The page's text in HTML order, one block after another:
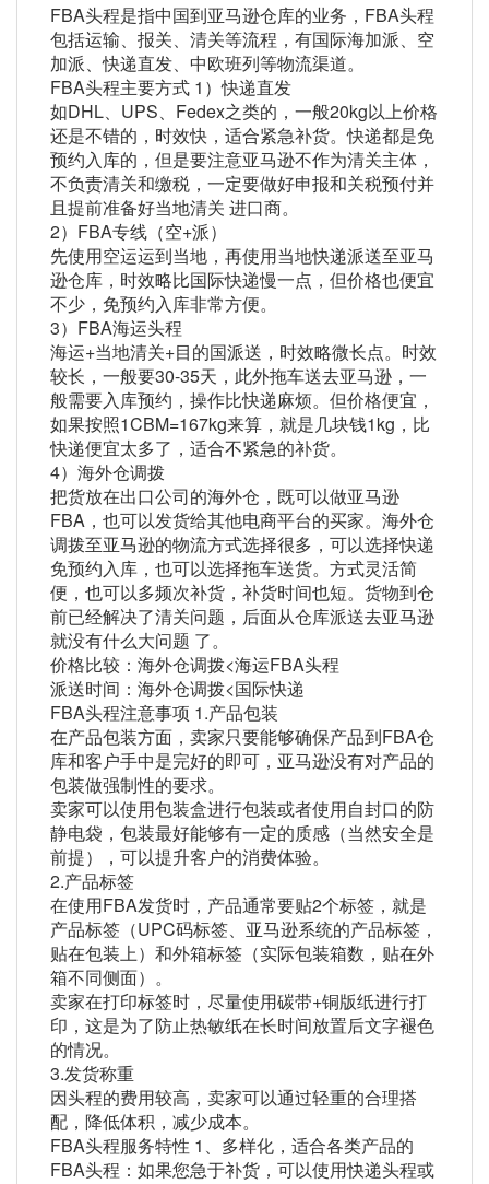
FBA头程是指中国到亚马逊仓库的业务，FBA头程
包括运输、报关、清关等流程，有国际海加派、空
加派、快递直发、中欧班列等物流渠道。
FBA头程主要方式 1）快递直发
如DHL、UPS、Fedex之类的，一般20kg以上价格
还是不错的，时效快，适合紧急补货。快递都是免
预约入库的，但是要注意亚马逊不作为清关主体，
不负责清关和缴税，一定要做好申报和关税预付并
且提前准备好当地清关 进口商。
2）FBA专线（空+派）
先使用空运运到当地，再使用当地快递派送至亚马
逊仓库，时效略比国际快递慢一点，但价格也便宜
不少，免预约入库非常方便。
3）FBA海运头程
海运+当地清关+目的国派送，时效略微长点。时效
较长，一般要30-35天，此外拖车送去亚马逊，一
般需要入库预约，操作比快递麻烦。但价格便宜，
如果按照1CBM=167kg来算，就是几块钱1kg，比
快递便宜太多了，适合不紧急的补货。
4）海外仓调拨
把货放在出口公司的海外仓，既可以做亚马逊
FBA，也可以发货给其他电商平台的买家。海外仓
调拨至亚马逊的物流方式选择很多，可以选择快递
免预约入库，也可以选择拖车送货。方式灵活简
便，也可以多频次补货，补货时间也短。货物到仓
前已经解决了清关问题，后面从仓库派送去亚马逊
就没有什么大问题 了。
价格比较：海外仓调拨<海运FBA头程
派送时间：海外仓调拨<国际快递
FBA头程注意事项 1.产品包装
在产品包装方面，卖家只要能够确保产品到FBA仓
库和客户手中是完好的即可，亚马逊没有对产品的
包装做强制性的要求。
卖家可以使用包装盒进行包装或者使用自封口的防
静电袋，包装最好能够有一定的质感（当然安全是
前提），可以提升客户的消费体验。
2.产品标签
在使用FBA发货时，产品通常要贴2个标签，就是
产品标签（UPC码标签、亚马逊系统的产品标签，
贴在包装上）和外箱标签（实际包装箱数，贴在外
箱不同侧面）。
卖家在打印标签时，尽量使用碳带+铜版纸进行打
印，这是为了防止热敏纸在长时间放置后文字褪色
的情况。
3.发货称重
因头程的费用较高，卖家可以通过轻重的合理搭
配，降低体积，减少成本。
FBA头程服务特性 1、多样化，适合各类产品的
FBA头程：如果您急于补货，可以使用快递头程或